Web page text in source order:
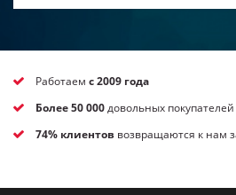
Работаем с 2009 года
Более 50 000довольных покупателей
74% клиентов возвращаются к нам